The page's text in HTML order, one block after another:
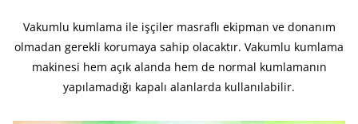
Vakumlu kumlama ile işçiler masraflı ekipman ve donanım
olmadan gerekli korumaya sahip olacaktır. Vakumlu kumlama
makinesi hem açık alanda hem de normal kumlamanın
yapılamadığı kapalı alanlarda kullanılabilir.